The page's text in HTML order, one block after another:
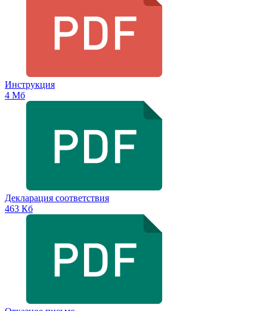
Инструкция
4 Мб
Декларация соответствия
463 Кб